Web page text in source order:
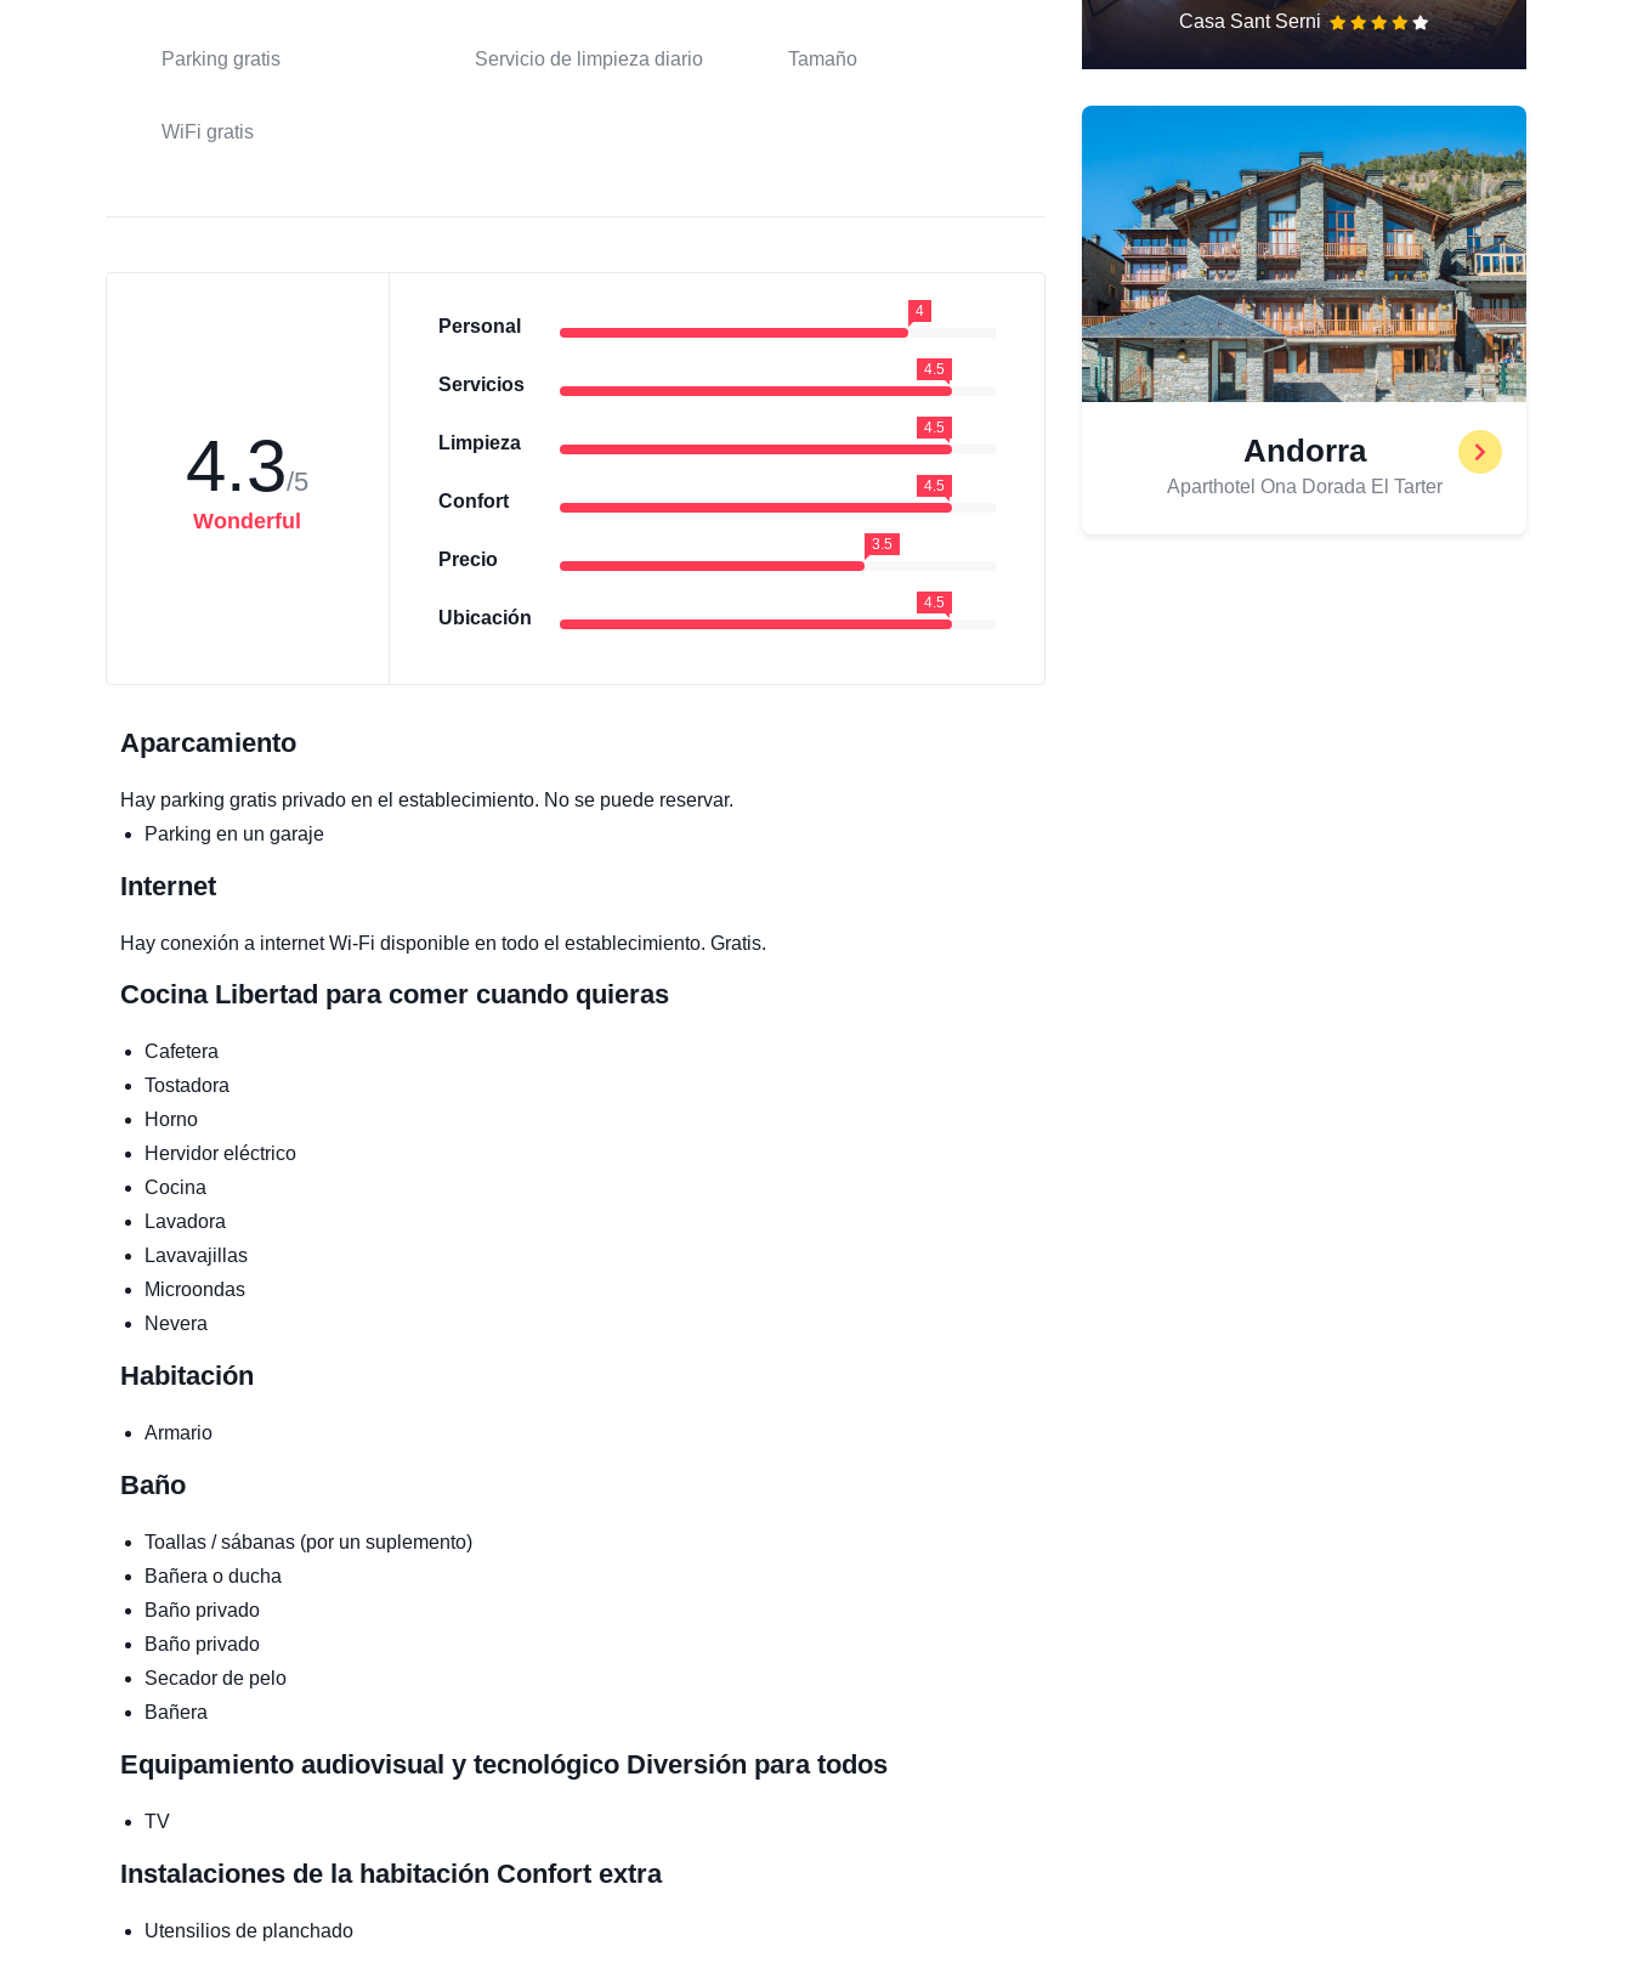
Parking gratis Servicio de limpieza diario Tamaño
WiFi gratis
4.3/5
Wonderful
Personal
4
Servicios
4.5
Limpieza
4.5
Confort
4.5
Precio
3.5
Ubicación
4.5
Aparcamiento
Hay parking gratis privado en el establecimiento. No se puede reservar.
Parking en un garaje
Internet
Hay conexión a internet Wi-Fi disponible en todo el establecimiento. Gratis.
Cocina Libertad para comer cuando quieras
Cafetera
Tostadora
Horno
Hervidor eléctrico
Cocina
Lavadora
Lavavajillas
Microondas
Nevera
Habitación
Armario
Baño
Toallas / sábanas (por un suplemento)
Bañera o ducha
Baño privado
Baño privado
Secador de pelo
Bañera
Equipamiento audiovisual y tecnológico Diversión para todos
TV
Instalaciones de la habitación Confort extra
Utensilios de planchado
Casa Sant Serni
Andorra
Aparthotel Ona Dorada El Tarter